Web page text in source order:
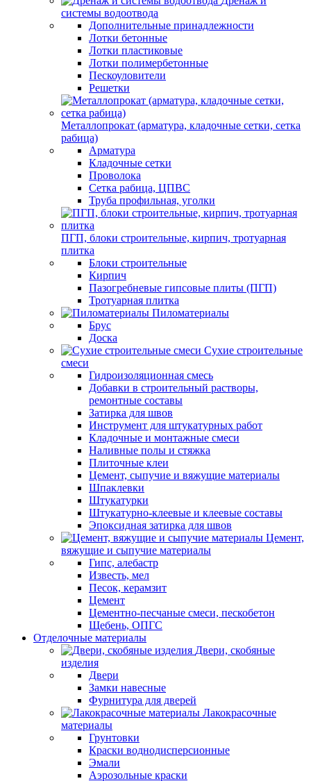
системы водоотвода
Дополнительные принадлежности
Лотки бетонные
Лотки пластиковые
Лотки полимербетонные
Пескоуловители
Решетки
Металлопрокат (арматура, кладочные сетки, сетка
рабица)
Арматура
Кладочные сетки
Проволока
Сетка рабица, ЦПВС
Труба профильная, уголки
ПГП, блоки строительные, кирпич, тротуарная
плитка
Блоки строительные
Кирпич
Пазогребневые гипсовые плиты (ПГП)
Тротуарная плитка
Пиломатериалы
Брус
Доска
Сухие строительные
смеси
Гидроизоляционная смесь
Добавки в строительный растворы,
ремонтные составы
Затирка для швов
Инструмент для штукатурных работ
Кладочные и монтажные смеси
Наливные полы и стяжка
Плиточные клеи
Цемент, сыпучие и вяжущие материалы
Шпаклевки
Штукатурки
Штукатурно-клеевые и клеевые составы
Эпоксидная затирка для швов
Цемент,
вяжущие и сыпучие материалы
Гипс, алебастр
Известь, мел
Песок, керамзит
Цемент
Цементно-песчаные смеси, пескобетон
Щебень, ОПГС
Отделочные материалы
Двери, скобяные
изделия
Двери
Замки навесные
Фурнитура для дверей
Лакокрасочные
материалы
Грунтовки
Краски воднодисперсионные
Эмали
Аэрозольные краски